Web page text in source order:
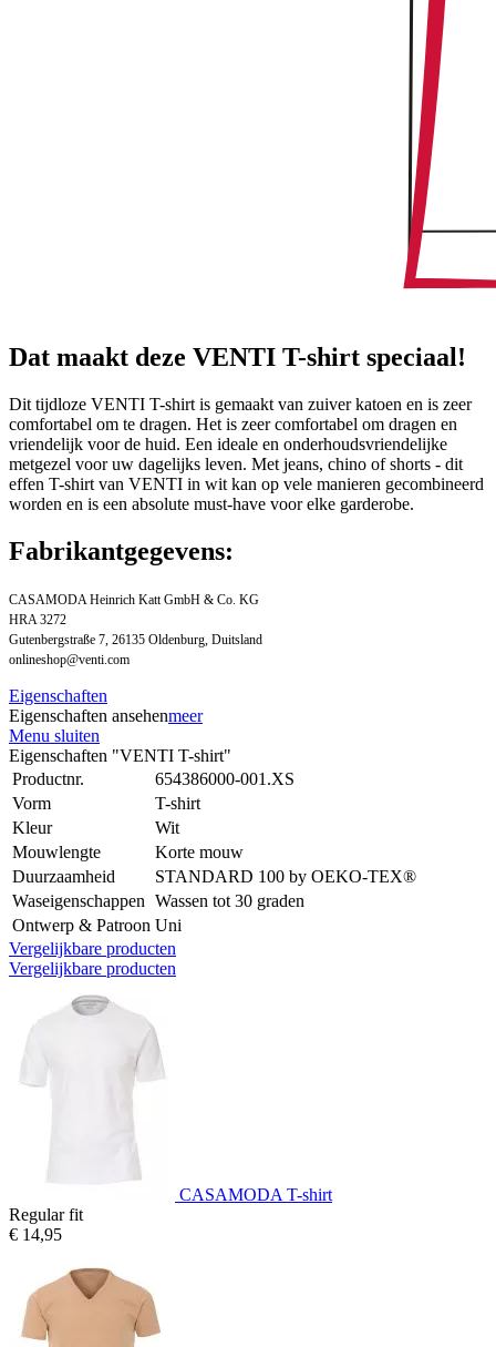
Dat maakt deze VENTI T-shirt speciaal!
Dit tijdloze VENTI T-shirt is gemaakt van zuiver katoen en is zeer
comfortabel om te dragen. Het is zeer comfortabel om dragen en
vriendelijk voor de huid. Een ideale en onderhoudsvriendelijke
metgezel voor uw dagelijks leven. Met jeans, chino of shorts - dit
effen T-shirt van VENTI in wit kan op vele manieren gecombineerd
worden en is een absolute must-have voor elke garderobe.
Fabrikantgegevens:
CASAMODA Heinrich Katt GmbH & Co. KG
HRA 3272
Gutenbergstraße 7, 26135 Oldenburg, Duitsland
onlineshop@venti.com
Eigenschaften
Eigenschaften ansehenmeer
Menu sluiten
Eigenschaften "VENTI T-shirt"
Productnr.
654386000-001.XS
Vorm
T-shirt
Kleur
Wit
Mouwlengte
Korte mouw
Duurzaamheid
STANDARD 100 by OEKO-TEX®
Waseigenschappen Wassen tot 30 graden
Ontwerp & Patroon Uni
Vergelijkbare producten
Vergelijkbare producten
CASAMODA T-shirt
Regular fit
€ 14,95